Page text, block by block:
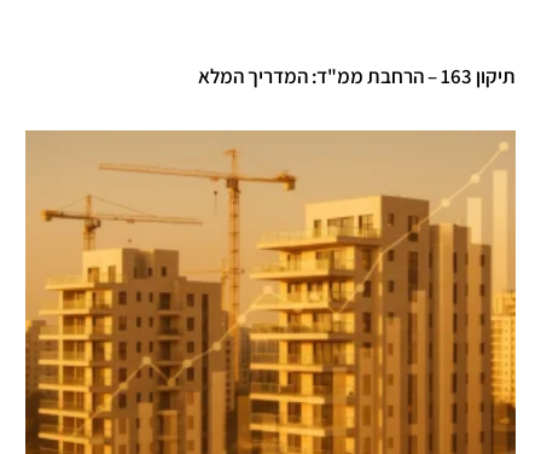
תיקון 163 – הרחבת ממ"ד: המדריך המלא